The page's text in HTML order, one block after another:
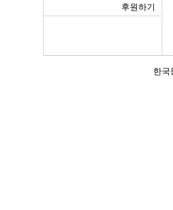
후원하기
한국